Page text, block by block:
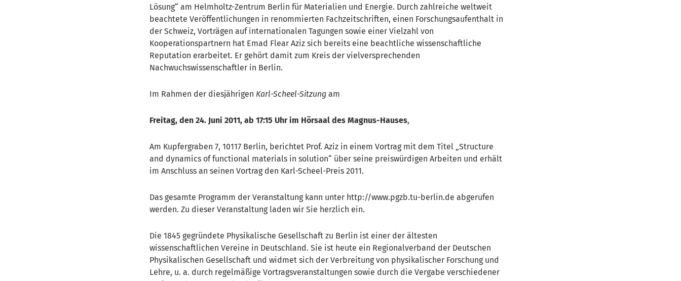
Lösung“ am Helmholtz-Zentrum Berlin für Materialien und Energie. Durch zahlreiche weltweit
beachtete Veröffentlichungen in renommierten Fachzeitschriften, einen Forschungsaufenthalt in
der Schweiz, Vorträgen auf internationalen Tagungen sowie einer Vielzahl von
Kooperationspartnern hat Emad Flear Aziz sich bereits eine beachtliche wissenschaftliche
Reputation erarbeitet. Er gehört damit zum Kreis der vielversprechenden
Nachwuchswissenschaftler in Berlin.
Im Rahmen der diesjährigen Karl-Scheel-Sitzung am
Freitag, den 24. Juni 2011, ab 17:15 Uhr im Hörsaal des Magnus-Hauses,
Am Kupfergraben 7, 10117 Berlin, berichtet Prof. Aziz in einem Vortrag mit dem Titel „Structure
and dynamics of functional materials in solution“ über seine preiswürdigen Arbeiten und erhält
im Anschluss an seinen Vortrag den Karl-Scheel-Preis 2011.
Das gesamte Programm der Veranstaltung kann unter http://www.pgzb.tu-berlin.de abgerufen
werden. Zu dieser Veranstaltung laden wir Sie herzlich ein.
Die 1845 gegründete Physikalische Gesellschaft zu Berlin ist einer der ältesten
wissenschaftlichen Vereine in Deutschland. Sie ist heute ein Regionalverband der Deutschen
Physikalischen Gesellschaft und widmet sich der Verbreitung von physikalischer Forschung und
Lehre, u. a. durch regelmäßige Vortragsveranstaltungen sowie durch die Vergabe verschiedener